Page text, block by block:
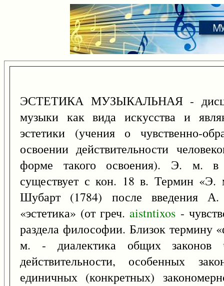
ЭСТЕТИКА МУЗЫКАЛЬНАЯ -
музыки как вида искусства и
эстетики (учения о чувственно-
освоении действительности
форме такого освоения). Э. м. в
существует с кон. 18 в. Термин
Шубарт (1784) после введения А.
«эстетика» (от греч. aistntixos -
раздела философии. Близок
м. - диалектика общих законов
действительности, особенных
единичных (конкретных)